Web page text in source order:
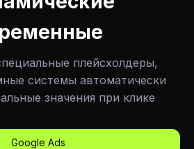
плейсхолдеры,
системы автоматически
значения при клике
Google Ads